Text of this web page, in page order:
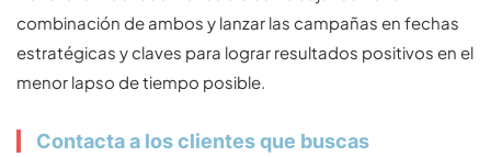
combinación de ambos y lanzar las campañas en fechas
estratégicas y claves para lograr resultados positivos en el
menor lapso de tiempo posible.
Contacta a los clientes que buscas